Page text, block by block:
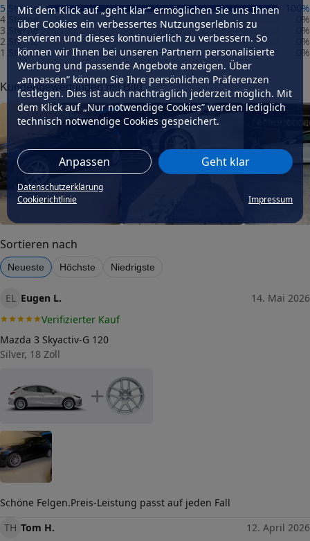
Mit dem Klick auf „geht klar” ermöglichen Sie uns Ihnen
über Cookies ein verbessertes Nutzungserlebnis zu
servieren und dieses kontinuierlich zu verbessern. So
können wir Ihnen bei unseren Partnern personalisierte
Werbung und passende Angebote anzeigen. Über
„anpassen” können Sie Ihre persönlichen Präferenzen
festlegen. Dies ist auch nachträglich jederzeit möglich. Mit
dem Klick auf „Nur notwendige Cookies” werden lediglich
technisch notwendige Cookies gespeichert.
Anpassen Geht klar
Datenschutzerklärung
Cookierichtlinie
Impressum
Gutachten Link
-
Fahrzeug wählen und Felgengutachten erhalten
Dimension
Breite (in Zoll)
7,5
Einpresstiefe (in mm)
46
Lochkreis (Anzahl der Löcher)
Lochkreis-Durchmesser (in mm)
Mittenloch-Durchmesser (in
mm)
Traglast (in kg)
Allgemeine Produktsicherheit
Herstellerkontakt
5 Sterne
100%
4 Sterne
%
3 Sterne
%
2 Sterne
%
1 Stern
%
Kundenbewertungen mit Bild
Sortieren nach
Neueste Höchste Niedrigste
EL Eugen L.
14. Mai 2026
Verifizierter Kauf
Mazda 3 Skyactiv-G 120
Silver, 18 Zoll
+
Schöne Felgen.Preis-Leistung passt auf jeden Fall
TH Tom H.
12. April 2026